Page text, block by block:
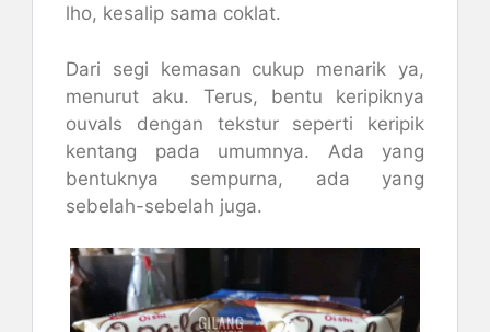
lho, kesalip sama coklat.
Dari segi kemasan cukup menarik ya,
menurut aku. Terus, bentu keripiknya
ouvals dengan tekstur seperti keripik
kentang pada umumnya. Ada yang
bentuknya sempurna, ada yang
sebelah-sebelah juga.